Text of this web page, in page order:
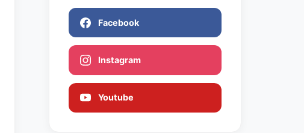
Facebook
Instagram
Youtube